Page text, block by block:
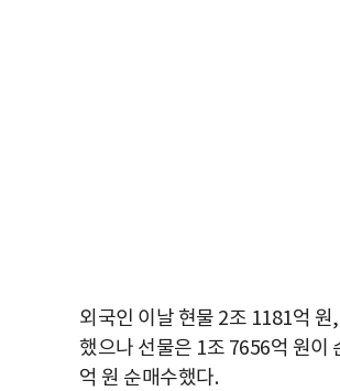
외국인 이날 현물 2조 1181억
했으나 선물은 1조 7656억 원이
억 원 순매수했다.